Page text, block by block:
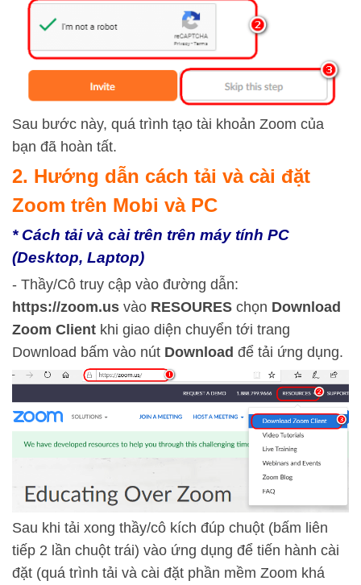
Sau bước này, quá trình tạo tài khoản Zoom của
bạn đã hoàn tất.
2. Hướng dẫn cách tải và cài đặt
Zoom trên Mobi và PC
* Cách tải và cài trên trên máy tính PC
(Desktop, Laptop)
- Thầy/Cô truy cập vào đường dẫn:
https://zoom.us vào RESOURES chọn Download
Zoom Client khi giao diện chuyển tới trang
Download bấm vào nút Download để tải ứng dụng.
Sau khi tải xong thầy/cô kích đúp chuột (bấm liên
tiếp 2 lần chuột trái) vào ứng dụng để tiến hành cài
đặt (quá trình tải và cài đặt phần mềm Zoom khá